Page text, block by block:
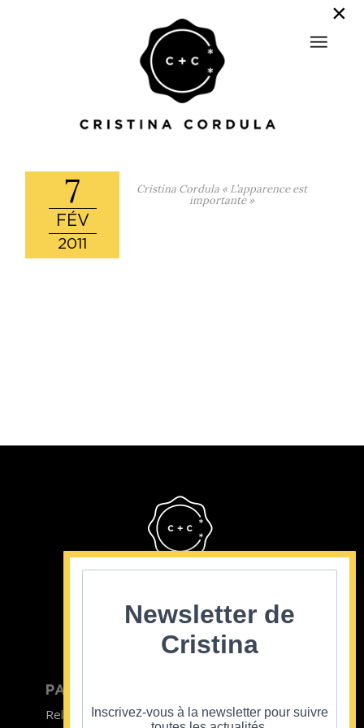
7
FÉV
2011
Cristina Cordula « L’apparence est
importante »
PARTICULIER
Relooking homme
Team Building
Newsletter de
Cristina
Inscrivez-vous à la newsletter pour suivre